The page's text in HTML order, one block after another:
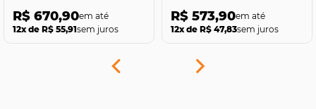
R$ 670,90
12x de R$ 55,91sem juros
R$ 573,90
12x de R$ 47,83sem juros